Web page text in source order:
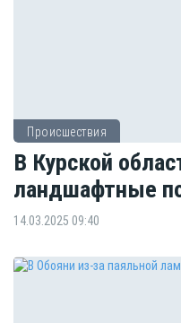
Происшествия
В Курской
ландшафтные
14.03.2025 09:40